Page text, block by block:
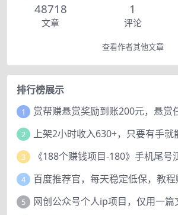
48718
文章
1
评论
查看作者其他文章
排行榜展示
1
2
3
4 百度推荐官，每天稳定低保，教
5